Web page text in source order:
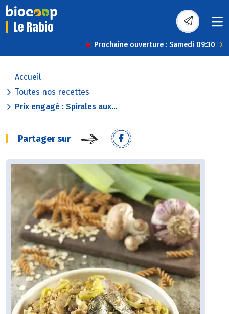
Le Rabio
Prochaine ouverture : Samedi 09:30
Accueil
Toutes nos recettes
Prix engagé : Spirales aux...
Partager sur